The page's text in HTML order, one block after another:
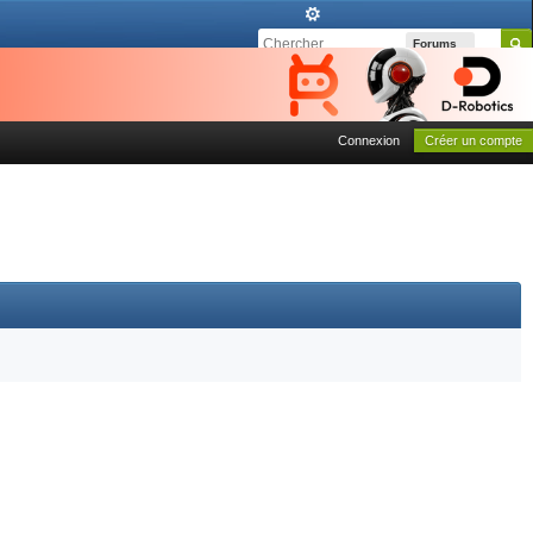
Forums
Connexion Créer un compte